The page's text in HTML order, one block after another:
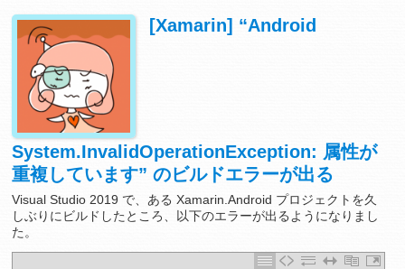
[Xamarin] “Android
System.InvalidOperationException: 属性が
重複しています” のビルドエラーが出る
Visual Studio 2019 で、ある Xamarin.Android プロジェクトを久
しぶりにビルドしたところ、以下のエラーが出るようになりまし
た。